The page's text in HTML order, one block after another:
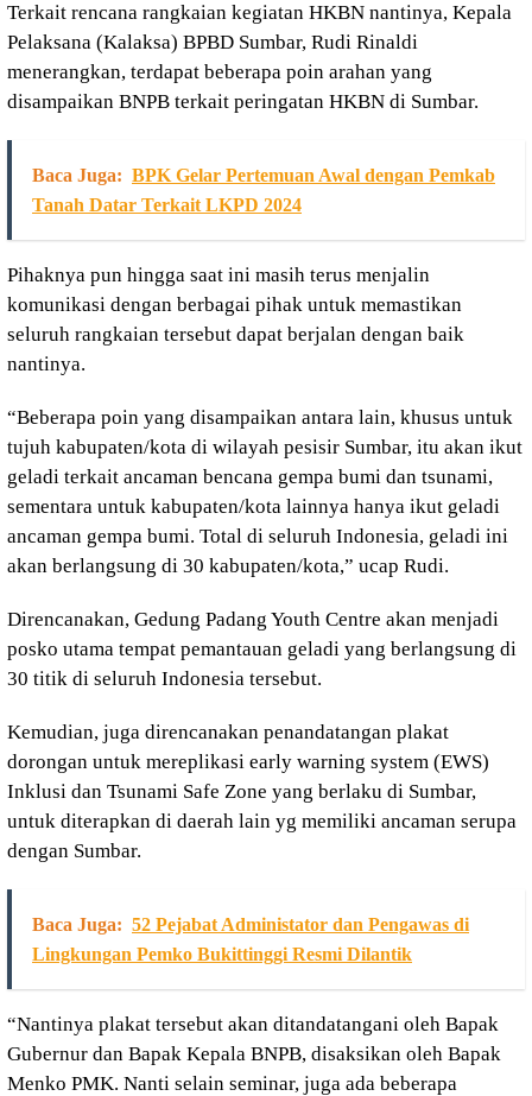
Terkait rencana rangkaian kegiatan HKBN nantinya, Kepala
Pelaksana (Kalaksa) BPBD Sumbar, Rudi Rinaldi
menerangkan, terdapat beberapa poin arahan yang
disampaikan BNPB terkait peringatan HKBN di Sumbar.
Baca Juga: BPK Gelar Pertemuan Awal dengan Pemkab
Tanah Datar Terkait LKPD 2024
Pihaknya pun hingga saat ini masih terus menjalin
komunikasi dengan berbagai pihak untuk memastikan
seluruh rangkaian tersebut dapat berjalan dengan baik
nantinya.
“Beberapa poin yang disampaikan antara lain, khusus untuk
tujuh kabupaten/kota di wilayah pesisir Sumbar, itu akan ikut
geladi terkait ancaman bencana gempa bumi dan tsunami,
sementara untuk kabupaten/kota lainnya hanya ikut geladi
ancaman gempa bumi. Total di seluruh Indonesia, geladi ini
akan berlangsung di 30 kabupaten/kota,” ucap Rudi.
Direncanakan, Gedung Padang Youth Centre akan menjadi
posko utama tempat pemantauan geladi yang berlangsung di
30 titik di seluruh Indonesia tersebut.
Kemudian, juga direncanakan penandatangan plakat
dorongan untuk mereplikasi early warning system (EWS)
Inklusi dan Tsunami Safe Zone yang berlaku di Sumbar,
untuk diterapkan di daerah lain yg memiliki ancaman serupa
dengan Sumbar.
Baca Juga: 52 Pejabat Administator dan Pengawas di
Lingkungan Pemko Bukittinggi Resmi Dilantik
“Nantinya plakat tersebut akan ditandatangani oleh Bapak
Gubernur dan Bapak Kepala BNPB, disaksikan oleh Bapak
Menko PMK. Nanti selain seminar, juga ada beberapa